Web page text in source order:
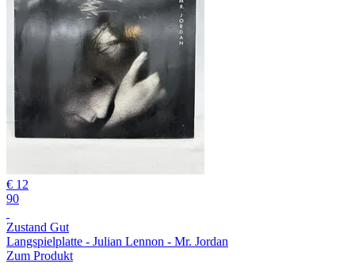
€ 12
90
Zustand Gut
Langspielplatte - Julian Lennon - Mr. Jordan
Zum Produkt